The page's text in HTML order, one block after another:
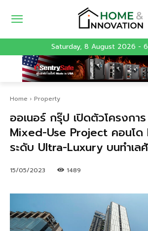
Saturday, 8 August 2026 -
Home Property
ออเนอร์ กรุ๊ป เปิดตัวโครงกา
Mixed-Use Project คอนโด
ระดับ Ultra-Luxury บนทำเล
15/05/2023 1489